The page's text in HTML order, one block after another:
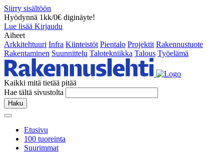
Siirry sisältöön
Hyödynnä 1kk/0€ diginäyte!
Lue lisää Kirjaudu
Aiheet
Arkkitehtuuri Infra Kiinteistöt Pientalo Projektit Rakennustuote
Rakentaminen Suunnittelu Talotekniikka Talous Työelämä
Kaikki mitä tietää pitää
Hae tältä sivustolta
Haku
Etusivu
100 tuoreinta
Suurimmat